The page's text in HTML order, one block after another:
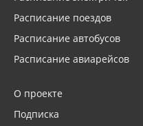
Расписание поездов
Расписание автобусов
Расписание авиарейсов
О проекте
Подписка